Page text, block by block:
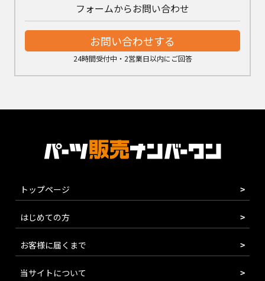
フォームからお問い合わせ
お問い合わせする
24時間受付中・2営業日以内にご回答
トップページ
はじめての方
お客様に届くまで
当サイトについて